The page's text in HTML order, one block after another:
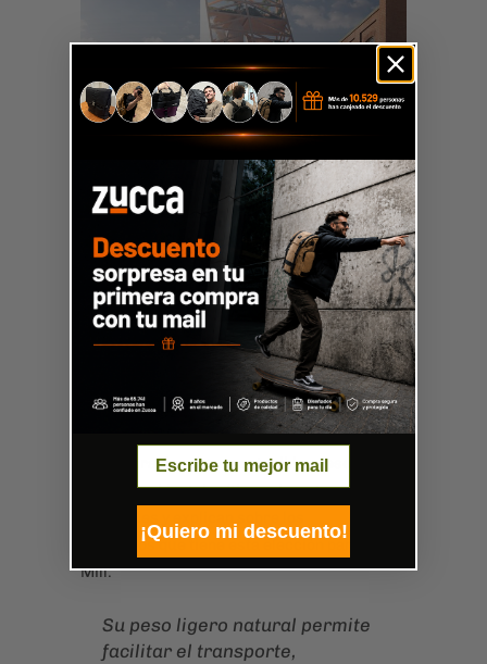
Cortesía de Urban Agency
El equipo del proyecto reitera que el uso
de madera de origen sostenible presenta una
ventaja ambiental crítica sobre otros
beneficios que tiene esta elección para Dock
Mill:
Su peso ligero natural permite
facilitar el transporte,
¡Quiero mi descuento!